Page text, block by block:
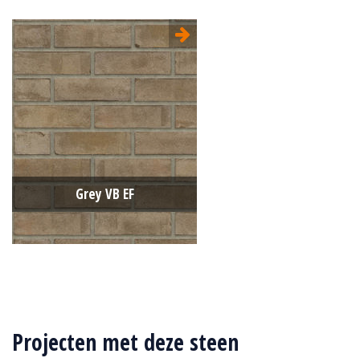
Type:
Handvorm (HV)
Engels Formaat (EF)
215x100x65
Structuur:
Egaal
Grijs
Grey VB EF
215x100x65
Structuur:
Egaal
Projecten met deze steen